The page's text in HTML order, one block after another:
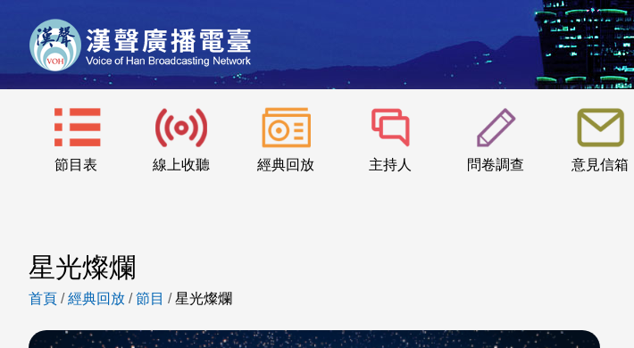
節目表 線上收聽 經典回放 主持人 問卷調查 意見信箱
:::
星光燦爛
首頁 /經典回放 /節目 /星光燦爛